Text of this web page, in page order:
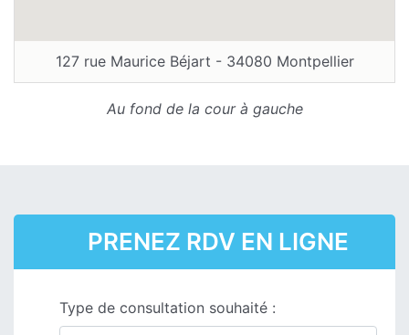
127 rue Maurice Béjart - 34080 Montpellier
Au fond de la cour à gauche
PRENEZ RDV EN LIGNE
Type de consultation souhaité :